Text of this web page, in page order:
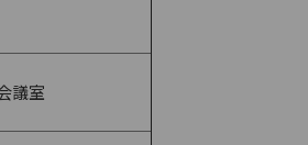
議室